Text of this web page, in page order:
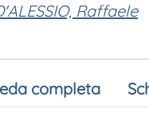
Raffaele
completa